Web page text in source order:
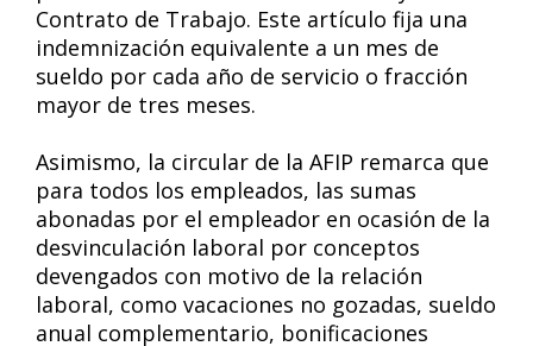
Contrato de Trabajo. Este artículo fija una
indemnización equivalente a un mes de
sueldo por cada año de servicio o fracción
mayor de tres meses.
Asimismo, la circular de la AFIP remarca que
para todos los empleados, las sumas
abonadas por el empleador en ocasión de la
desvinculación laboral por conceptos
devengados con motivo de la relación
laboral, como vacaciones no gozadas, sueldo
anual complementario, bonificaciones